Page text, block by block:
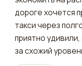
дороге хочется
такси через
приятно
за схожий